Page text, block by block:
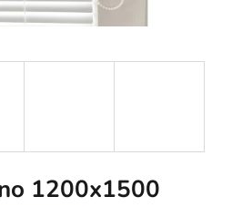
1200x1500